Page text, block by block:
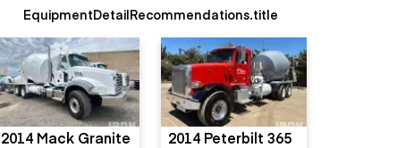
EquipmentDetailRecommendations.title
2014 Mack Granite 2014 Peterbilt 365